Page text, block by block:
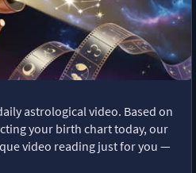
astrological video. Based on
your birth chart today, our
video reading just for you —